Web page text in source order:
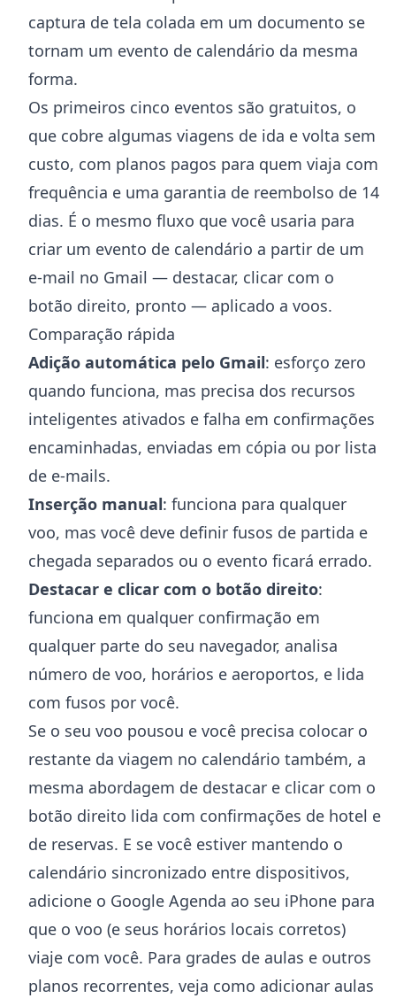
captura de tela colada em um documento se
tornam um evento de calendário da mesma
forma.
Os primeiros cinco eventos são gratuitos, o
que cobre algumas viagens de ida e volta sem
custo, com planos pagos para quem viaja com
frequência e uma garantia de reembolso de 14
dias. É o mesmo fluxo que você usaria para
criar um evento de calendário a partir de um
e-mail no Gmail — destacar, clicar com o
botão direito, pronto — aplicado a voos.
Comparação rápida
Adição automática pelo Gmail: esforço zero
quando funciona, mas precisa dos recursos
inteligentes ativados e falha em confirmações
encaminhadas, enviadas em cópia ou por lista
de e-mails.
Inserção manual: funciona para qualquer
voo, mas você deve definir fusos de partida e
chegada separados ou o evento ficará errado.
Destacar e clicar com o botão direito:
funciona em qualquer confirmação em
qualquer parte do seu navegador, analisa
número de voo, horários e aeroportos, e lida
com fusos por você.
Se o seu voo pousou e você precisa colocar o
restante da viagem no calendário também, a
mesma abordagem de destacar e clicar com o
botão direito lida com confirmações de hotel e
de reservas. E se você estiver mantendo o
calendário sincronizado entre dispositivos,
adicione o Google Agenda ao seu iPhone para
que o voo (e seus horários locais corretos)
viaje com você. Para grades de aulas e outros
planos recorrentes, veja como adicionar aulas